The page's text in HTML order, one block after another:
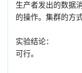
生产者发出的数据
的操作。集群的方
实验结论：
可行。